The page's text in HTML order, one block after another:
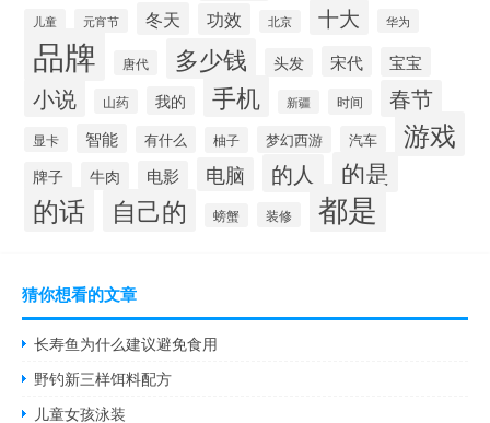
儿童 元宵节 冬天 功效 北京 十大 华为
品牌 唐代 多少钱 头发 宋代 宝宝
小说 山药 我的 手机 新疆 时间 春节
显卡 智能 有什么 柚子 梦幻西游 汽车 游戏
牌子 牛肉 电影 电脑 的人 的是
的话 自己的 螃蟹 装修 都是
猜你想看的文章
长寿鱼为什么建议避免食用
野钓新三样饵料配方
儿童女孩泳装